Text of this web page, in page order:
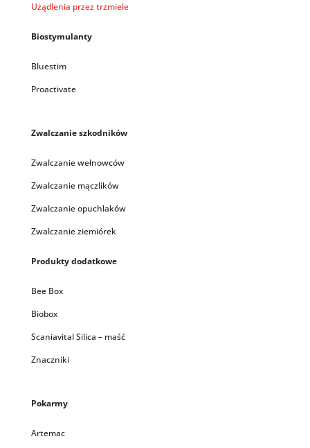
Użądlenia przez trzmiele
Biostymulanty
Bluestim
Proactivate
Zwalczanie szkodników
Zwalczanie wełnowców
Zwalczanie mączlików
Zwalczanie opuchlaków
Zwalczanie ziemiórek
Produkty dodatkowe
Bee Box
Biobox
Scaniavital Silica – maść
Znaczniki
Pokarmy
Artemac